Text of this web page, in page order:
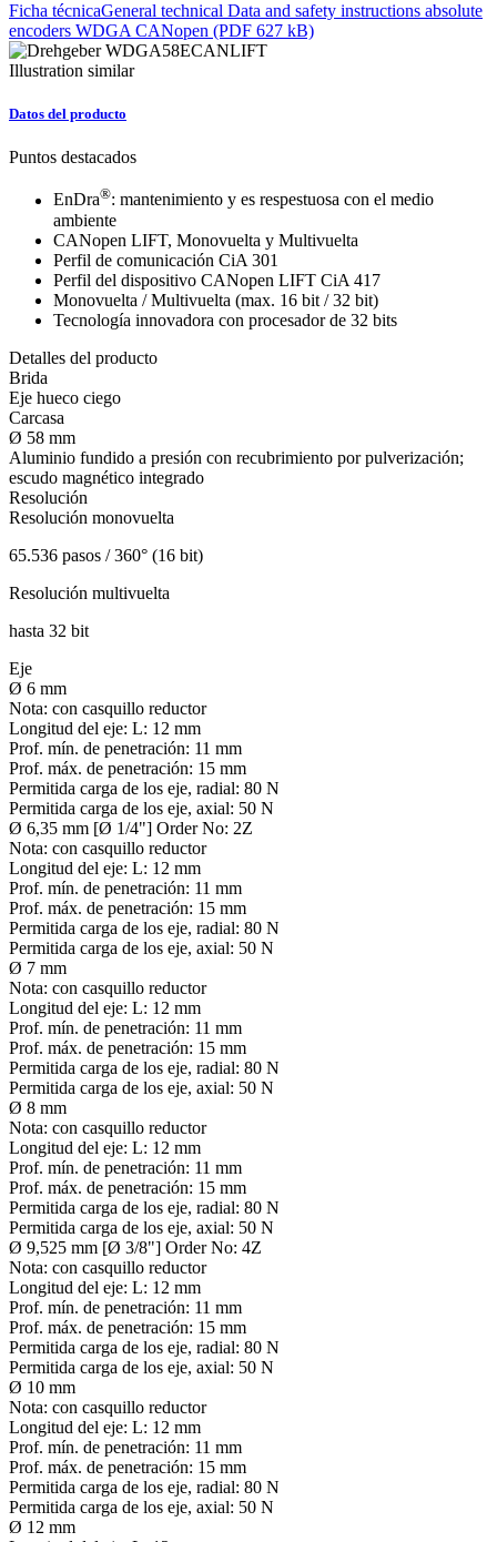
Ficha técnicaGeneral technical Data and safety instructions absolute
encoders WDGA CANopen (PDF 627 kB)
Illustration similar
Datos del producto
Puntos destacados
EnDra®: mantenimiento y es respestuosa con el medio
ambiente
CANopen LIFT, Monovuelta y Multivuelta
Perfil de comunicación CiA 301
Perfil del dispositivo CANopen LIFT CiA 417
Monovuelta / Multivuelta (max. 16 bit / 32 bit)
Tecnología innovadora con procesador de 32 bits
Detalles del producto
Brida
Eje hueco ciego
Carcasa
Ø 58 mm
Aluminio fundido a presión con recubrimiento por pulverización;
escudo magnético integrado
Resolución
Resolución monovuelta
65.536 pasos / 360° (16 bit)
Resolución multivuelta
hasta 32 bit
Eje
Ø 6 mm
Nota: con casquillo reductor
Longitud del eje: L: 12 mm
Prof. mín. de penetración: 11 mm
Prof. máx. de penetración: 15 mm
Permitida carga de los eje, radial: 80 N
Permitida carga de los eje, axial: 50 N
Ø 6,35 mm [Ø 1/4"] Order No: 2Z
Nota: con casquillo reductor
Longitud del eje: L: 12 mm
Prof. mín. de penetración: 11 mm
Prof. máx. de penetración: 15 mm
Permitida carga de los eje, radial: 80 N
Permitida carga de los eje, axial: 50 N
Ø 7 mm
Nota: con casquillo reductor
Longitud del eje: L: 12 mm
Prof. mín. de penetración: 11 mm
Prof. máx. de penetración: 15 mm
Permitida carga de los eje, radial: 80 N
Permitida carga de los eje, axial: 50 N
Ø 8 mm
Nota: con casquillo reductor
Longitud del eje: L: 12 mm
Prof. mín. de penetración: 11 mm
Prof. máx. de penetración: 15 mm
Permitida carga de los eje, radial: 80 N
Permitida carga de los eje, axial: 50 N
Ø 9,525 mm [Ø 3/8"] Order No: 4Z
Nota: con casquillo reductor
Longitud del eje: L: 12 mm
Prof. mín. de penetración: 11 mm
Prof. máx. de penetración: 15 mm
Permitida carga de los eje, radial: 80 N
Permitida carga de los eje, axial: 50 N
Ø 10 mm
Nota: con casquillo reductor
Longitud del eje: L: 12 mm
Prof. mín. de penetración: 11 mm
Prof. máx. de penetración: 15 mm
Permitida carga de los eje, radial: 80 N
Permitida carga de los eje, axial: 50 N
Ø 12 mm